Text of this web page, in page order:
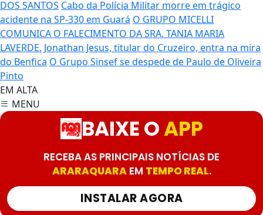
DOS SANTOS Cabo da Polícia Militar morre em trágico
acidente na SP-330 em Guará O GRUPO MICELLI
COMUNICA O FALECIMENTO DA SRA. TANIA MARIA
LAVERDE. Jonathan Jesus, titular do Cruzeiro, entra na mira
do Benfica O Grupo Sinsef se despede de Paulo de Oliveira
Pinto
EM ALTA
MENU
BAIXE OAPP
RECEBA AS PRINCIPAIS NOTÍCIAS DE
ARARAQUARAEM TEMPO REAL.
INSTALAR AGORA